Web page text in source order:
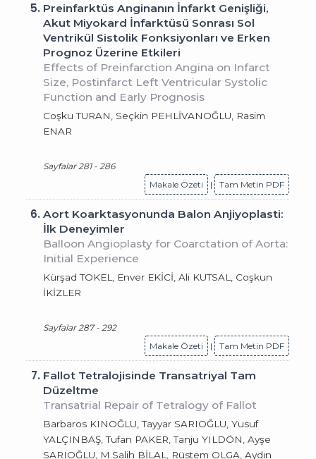
5. Preinfarktüs Anginanın İnfarkt Genişliği,
Akut Miyokard İnfarktüsü Sonrası Sol
Ventrikül Sistolik Fonksiyonları ve Erken
Prognoz Üzerine Etkileri
Effects of Preinfarction Angina on Infarct
Size, Postinfarct Left Ventricular Systolic
Function and Early Prognosis
Coşku TURAN, Seçkin PEHLİVANOĞLU, Rasim
ENAR
Sayfalar 281 - 286
Makale Özeti
| Tam Metin PDF
6.Aort Koarktasyonunda Balon Anjiyoplasti:
İlk Deneyimler
Balloon Angioplasty for Coarctation of Aorta:
Initial Experience
Kürşad TOKEL, Enver EKİCİ, Ali KUTSAL, Coşkun
İKİZLER
Sayfalar 287 - 292
Makale Özeti
| Tam Metin PDF
7. Fallot Tetralojisinde Transatriyal Tam
Düzeltme
Transatrial Repair of Tetralogy of Fallot
Barbaros KINOĞLU, Tayyar SARIOĞLU, Yusuf
YALÇINBAŞ, Tufan PAKER, Tanju YILDÖN, Ayşe
SARIOĞLU, M.Salih BİLAL, Rüstem OLGA, Aydın